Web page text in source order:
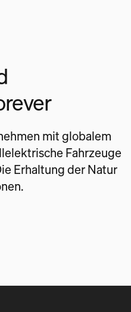
mit globalem
Fahrzeuge
Erhaltung der Natur